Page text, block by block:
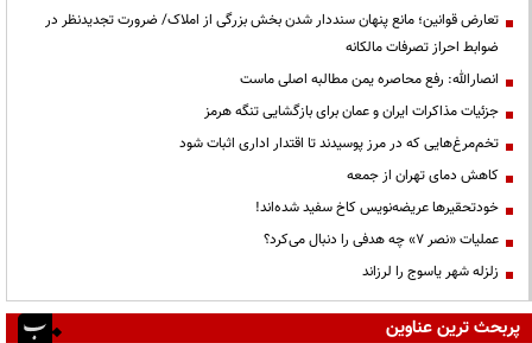
تعارض قوانین؛ مانع پنهان سنددار شدن بخش بزرگی از املاک/ ضرورت تجدیدنظر در
ضوابط احراز تصرفات مالکانه
انصارالله: رفع محاصره یمن مطالبه اصلی ماست
جزئیات مذاکرات ایران و عمان برای بازگشایی تنگه هرمز
تخم‌مرغ‌هایی که در مرز پوسیدند تا اقتدار اداری اثبات شود
کاهش دمای تهران از جمعه
خودتحقیرها عریضه‌نویس کاخ سفید شده‌اند!
عملیات «نصر ۷» چه هدفی را دنبال می‌کرد؟
زلزله شهر یاسوج را لرزاند
پربحث ترین عناوین